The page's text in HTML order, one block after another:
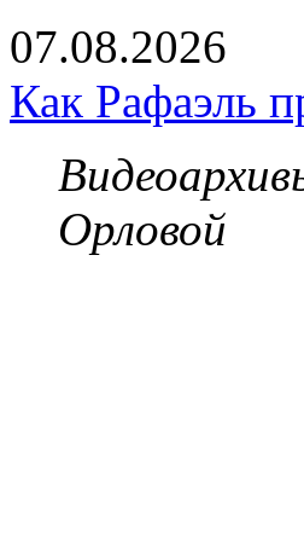
07.08.2026
Как Рафаэль
Орловой